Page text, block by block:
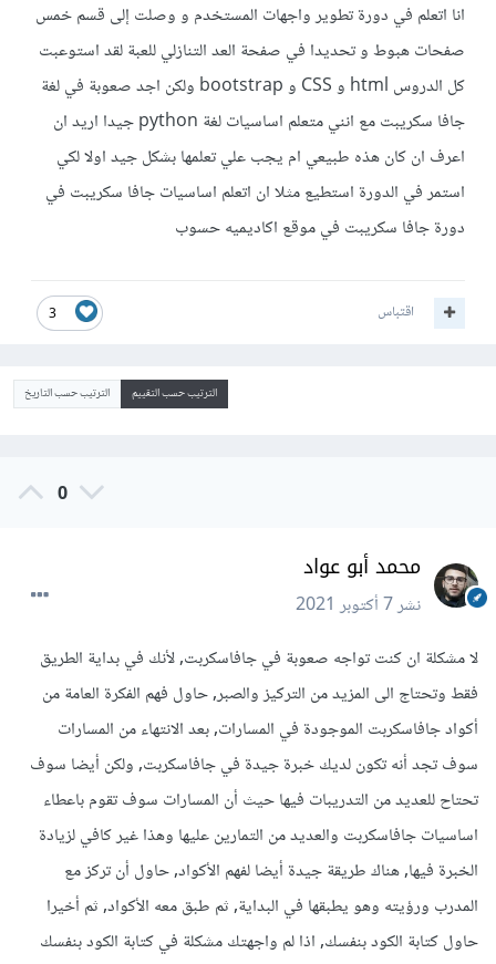
انا اتعلم في دورة تطوير واجهات المستخدم و وصلت إلى قسم خمس
صفحات هبوط و تحديدا في صفحة العد التنازلي للعبة لقد استوعبت
كل الدروس html و CSS و bootstrap ولكن اجد صعوبة في لغة
جافا سكريبت مع انني متعلم اساسيات لغة python جيدا اريد ان
اعرف ان كان هذه طبيعي ام يجب علي تعلمها بشكل جيد اولا لكي
استمر في الدورة استطيع مثلا ان اتعلم اساسيات جافا سكريبت في
دورة جافا سكريبت في موقع اكاديميه حسوب
3 اقتباس
الترتيب حسب التقييم الترتيب حسب التاريخ
0
محمد أبو عواد
نشر7 أكتوبر 2021
لا مشكلة ان كنت تواجه صعوبة في جافاسكربت, لأنك في بداية الطريق
فقط وتحتاج الى المزيد من التركيز والصبر, حاول فهم الفكرة العامة من
أكواد جافاسكربت الموجودة في المسارات, بعد الانتهاء من المسارات
سوف تجد أنه تكون لديك خبرة جيدة في جافاسكربت, ولكن أيضا سوف
تحتاح للعديد من التدريبات فيها حيث أن المسارات سوف تقوم باعطاء
اساسيات جافاسكربت والعديد من التمارين عليها وهذا غير كافي لزيادة
الخبرة فيها, هناك طريقة جيدة أيضا لفهم الأكواد, حاول أن تركز مع
المدرب ورؤيته وهو يطبقها في البداية, ثم طبق معه الأكواد, ثم أخيرا
حاول كتابة الكود بنفسك, اذا لم واجهتك مشكلة في كتابة الكود بنفسك